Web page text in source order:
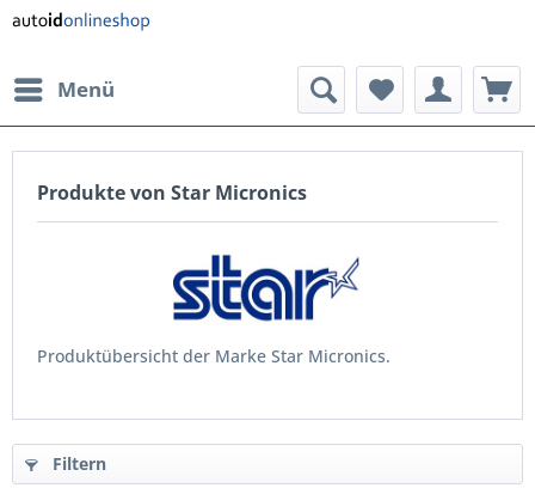
Menü
Produkte von Star Micronics
Produktübersicht der Marke Star Micronics.
Filtern